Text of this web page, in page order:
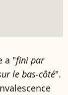
a "fini par
le bas-côté".